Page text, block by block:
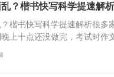
？楷书快写科学提速解析
楷书快写科学提速解析很多
上十点还没做完，考试时作
师多次点名。据相关调查显
...